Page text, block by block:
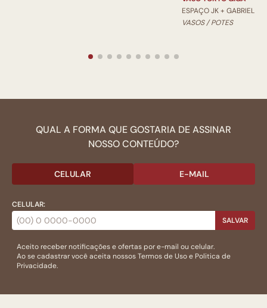
ESPAÇO JK + GABRIEL
VASOS / POTES
QUAL A FORMA QUE GOSTARIA DE ASSINAR
NOSSO CONTEÚDO?
CELULAR E-MAIL
CELULAR:
SALVAR
Aceito receber notificações e ofertas por e-mail ou celular.
Ao se cadastrar você aceita nossosTermos de Usoe Politica de
Privacidade.